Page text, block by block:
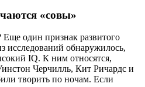
«совы»
один признак развитого
исследований обнаружилось,
IQ. К ним относятся,
Черчилль, Кит Ричардс и
творить по ночам. Если